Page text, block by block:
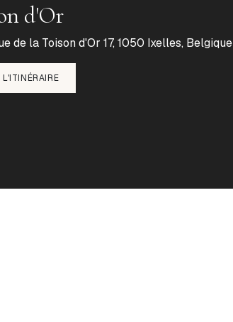
d'Or
de la Toison d'Or 17, 1050 Ixelles, Belgique
L'ITINÉRAIRE